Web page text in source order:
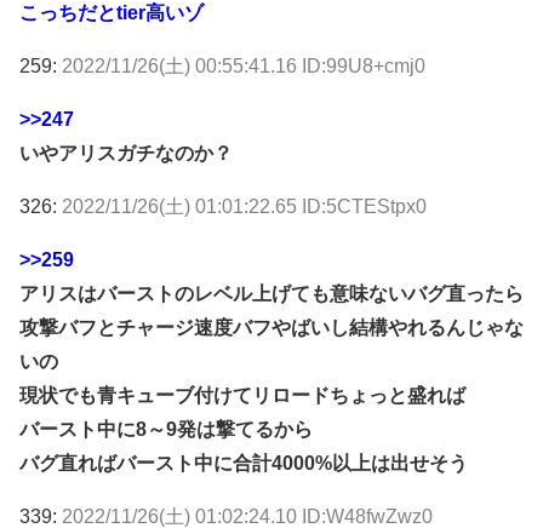
こっちだとtier高いゾ
259: 2022/11/26(土) 00:55:41.16 ID:99U8+cmj0
>>247
いやアリスガチなのか？
326: 2022/11/26(土) 01:01:22.65 ID:5CTEStpx0
>>259
アリスはバーストのレベル上げても意味ないバグ直ったら
攻撃バフとチャージ速度バフやばいし結構やれるんじゃな
いの
現状でも青キューブ付けてリロードちょっと盛れば
バースト中に8～9発は撃てるから
バグ直ればバースト中に合計4000%以上は出せそう
339: 2022/11/26(土) 01:02:24.10 ID:W48fwZwz0